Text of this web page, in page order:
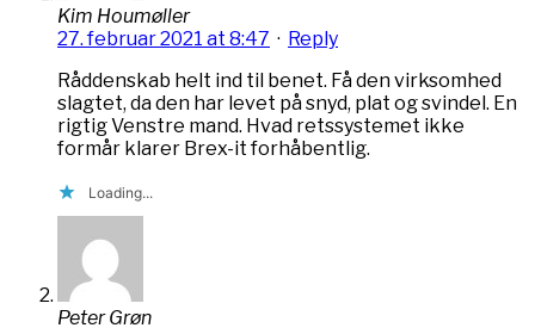
Kim Houmøller
27. februar 2021 at 8:47 · Reply
Råddenskab helt ind til benet. Få den virksomhed
slagtet, da den har levet på snyd, plat og svindel. En
rigtig Venstre mand. Hvad retssystemet ikke
formår klarer Brex-it forhåbentlig.
Loading...
Peter Grøn